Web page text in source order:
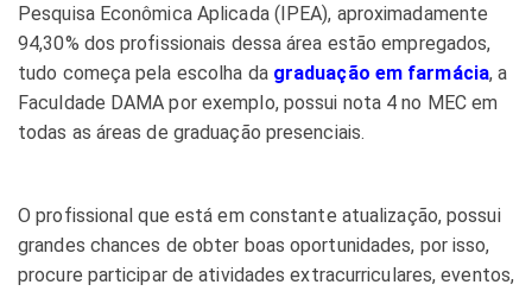
Pesquisa Econômica Aplicada (IPEA), aproximadamente
94,30% dos profissionais dessa área estão empregados,
tudo começa pela escolha da graduação em farmácia, a
Faculdade DAMA por exemplo, possui nota 4 no MEC em
todas as áreas de graduação presenciais.
O profissional que está em constante atualização, possui
grandes chances de obter boas oportunidades, por isso,
procure participar de atividades extracurriculares, eventos,